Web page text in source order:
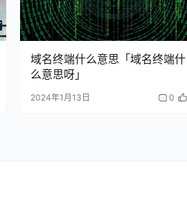
域名终端什么意思「域名终端什
么意思呀」
2024年1月13日 0